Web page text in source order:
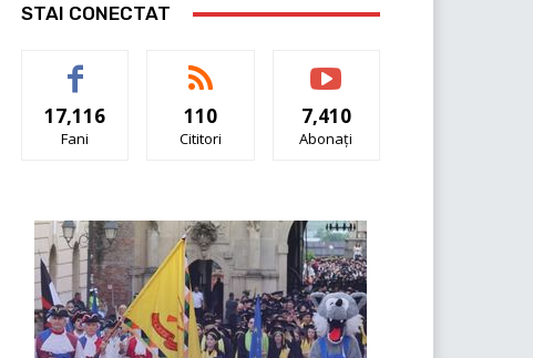
STAI CONECTAT
17,116
Fani
110
Cititori
7,410
Abonați